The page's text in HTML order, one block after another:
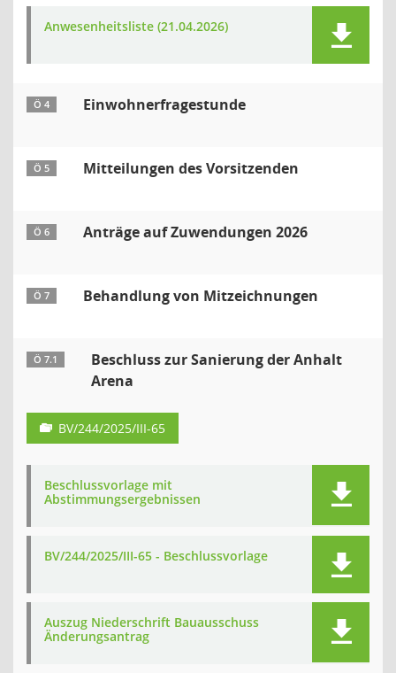
Anwesenheitsliste (21.04.2026)
Ö 4 Einwohnerfragestunde
Ö 5 Mitteilungen des Vorsitzenden
Ö 6 Anträge auf Zuwendungen 2026
Ö 7 Behandlung von Mitzeichnungen
Ö 7.1
Beschluss zur Sanierung der Anhalt
Arena
BV/244/2025/III-65
Beschlussvorlage mit
Abstimmungsergebnissen
BV/244/2025/III-65 - Beschlussvorlage
Auszug Niederschrift Bauausschuss
Änderungsantrag